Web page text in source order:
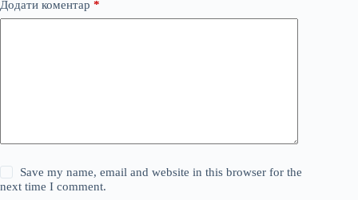
Додати коментар *
Save my name, email and website in this browser for the
next time I comment.